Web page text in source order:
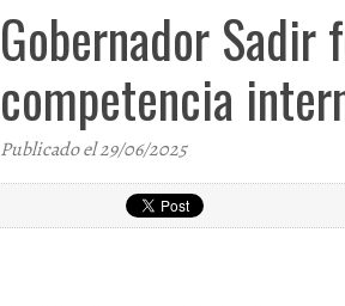
Gobernador
competencia
Publicado el 29/06/2025